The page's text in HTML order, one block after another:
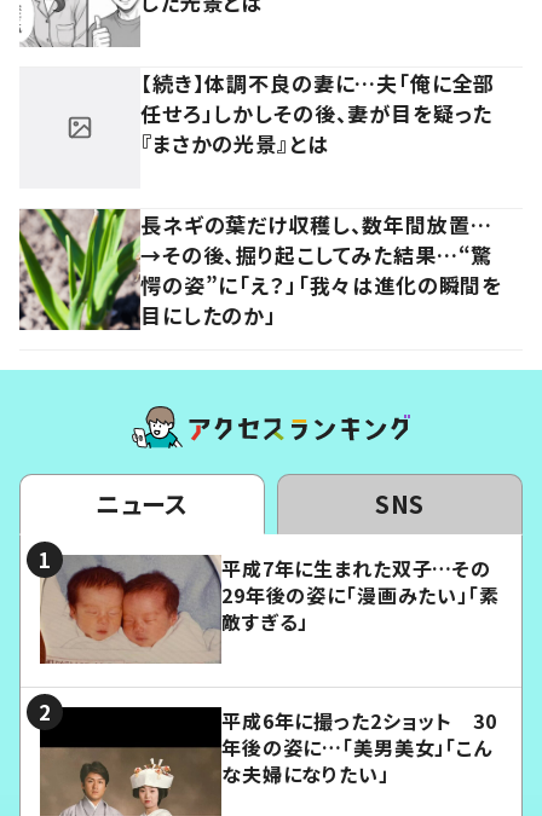
【続き】体調不良の妻に…夫「俺に全部
任せろ」しかしその後、妻が目を疑った
『まさかの光景』とは
長ネギの葉だけ収穫し、数年間放置…
→その後、掘り起こしてみた結果…“驚
愕の姿”に「え？」「我々は進化の瞬間を
目にしたのか」
ニュース SNS
平成7年に生まれた双子…その
29年後の姿に「漫画みたい」「素
敵すぎる」
平成6年に撮った2ショット 30
年後の姿に…「美男美女」「こん
な夫婦になりたい」